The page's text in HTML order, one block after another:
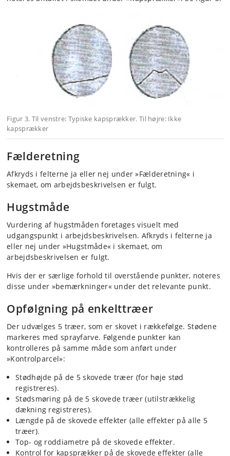
Figur 3. Til venstre: Typiske kapsprækker. Til højre: Ikke
kapsprækker
Fælderetning
Afkryds i felterne ja eller nej under »Fælderetning« i
skemaet, om arbejdsbeskrivelsen er fulgt.
Hugstmåde
Vurdering af hugstmåden foretages visuelt med
udgangspunkt i arbejdsbeskrivelsen. Afkryds i felterne ja
eller nej under »Hugstmåde« i skemaet, om
arbejdsbeskrivelsen er fulgt.
Hvis der er særlige forhold til overstående punkter, noteres
disse under »bemærkninger« under det relevante punkt.
Opfølgning på enkelttræer
Der udvælges 5 træer, som er skovet i rækkefølge. Stødene
markeres med sprayfarve. Følgende punkter kan
kontrolleres på samme måde som anført under
»Kontrolparcel»:
Stødhøjde på de 5 skovede træer (for høje stød
registreres).
Stødsmøring på de 5 skovede træer (utilstrækkelig
dækning registreres).
Længde på de skovede effekter (alle effekter på alle 5
træer).
Top- og roddiametre på de skovede effekter.
Kontrol for kapsprækker på de skovede effekter (alle